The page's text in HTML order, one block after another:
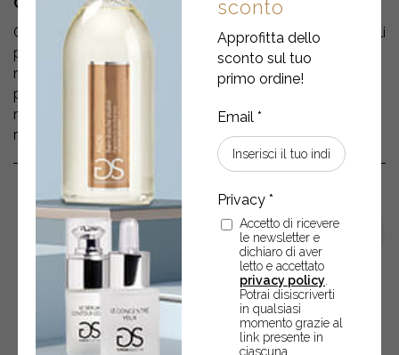
sconto
Approfitta dello
sconto sul tuo
primo ordine!
Accetto di ricevere
le newsletter e
dichiaro di aver
letto e accettato
privacy policy
Potrai disiscriverti
in qualsiasi
momento grazie al
link presente in
ciascuna
COME SARÀ LA TUA PELLE
Grazie ai tensioattivi estremamente delicati anche le pelli
più fragili dimenticheranno ‘tensioni’ e rossori e
riscopriranno il piacere dell’acqua, diventando
progressivamente meno sensibili. È il prodotto ideale al
mare e per gli sportivi, perché si può utilizzare
ripetutamente più volte al giorno.